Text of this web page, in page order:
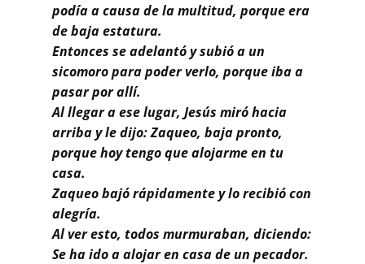
podía a causa de la multitud, porque era
de baja estatura.
Entonces se adelantó y subió a un
sicomoro para poder verlo, porque iba a
pasar por allí.
Al llegar a ese lugar, Jesús miró hacia
arriba y le dijo: Zaqueo, baja pronto,
porque hoy tengo que alojarme en tu
casa.
Zaqueo bajó rápidamente y lo recibió con
alegría.
Al ver esto, todos murmuraban, diciendo:
Se ha ido a alojar en casa de un pecador.